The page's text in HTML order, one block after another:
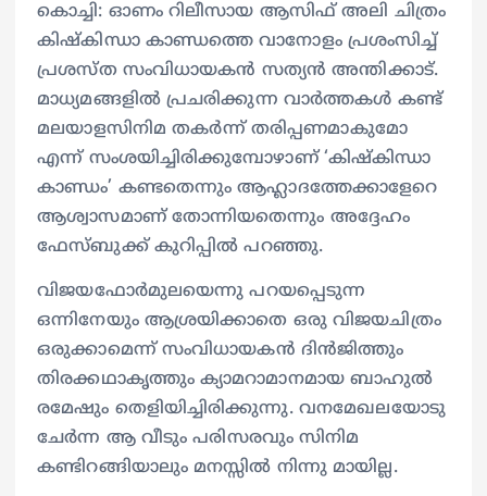
കൊച്ചി: ഓണം റിലീസായ ആസിഫ് അലി ചിത്രം
കിഷ്കിന്ധാ കാണ്ഡത്തെ വാനോളം പ്രശംസിച്ച്
പ്രശസ്ത സംവിധായകൻ സത്യൻ അന്തിക്കാട്.
മാധ്യമങ്ങളിൽ പ്രചരിക്കുന്ന വാർത്തകൾ കണ്ട്
മലയാളസിനിമ തകർന്ന് തരിപ്പണമാകുമോ
എന്ന് സംശയിച്ചിരിക്കുമ്പോഴാണ് ‘കിഷ്കിന്ധാ
കാണ്ഡം’ കണ്ടതെന്നും ആഹ്ലാദത്തേക്കാളേറെ
ആശ്വാസമാണ് തോന്നിയതെന്നും അദ്ദേഹം
ഫേസ്ബുക്ക് കുറിപ്പിൽ പറഞ്ഞു.
വിജയഫോർമുലയെന്നു പറയപ്പെടുന്ന
ഒന്നിനേയും ആശ്രയിക്കാതെ ഒരു വിജയചിത്രം
ഒരുക്കാമെന്ന് സംവിധായകൻ ദിൻജിത്തും
തിരക്കഥാകൃത്തും ക്യാമറാമാനമായ ബാഹുൽ
രമേഷും തെളിയിച്ചിരിക്കുന്നു. വനമേഖലയോടു
ചേർന്ന ആ വീടും പരിസരവും സിനിമ
കണ്ടിറങ്ങിയാലും മനസ്സിൽ നിന്നു മായില്ല.